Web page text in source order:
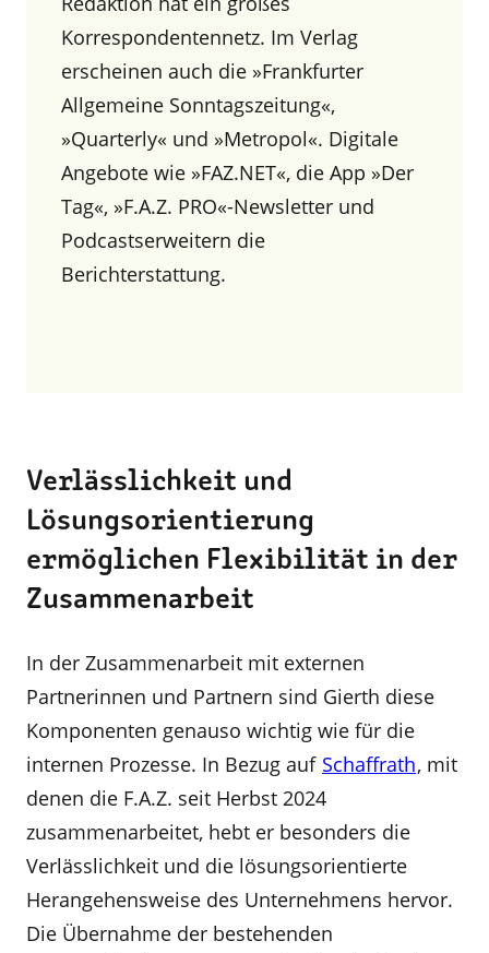
Korrespondentennetz. Im Verlag
erscheinen auch die »Frankfurter
Allgemeine Sonntagszeitung«,
»Quarterly« und »Metropol«. Digitale
Angebote wie »FAZ.NET«, die App »Der
Tag«, »F.A.Z. PRO«-Newsletter und
Podcastserweitern die
Berichterstattung.
Verlässlichkeit und
Lösungsorientierung
ermöglichen Flexibilität in der
Zusammenarbeit
In der Zusammenarbeit mit externen
Partnerinnen und Partnern sind Gierth diese
Komponenten genauso wichtig wie für die
internen Prozesse. In Bezug auf Schaffrath, mit
denen die F.A.Z. seit Herbst 2024
zusammenarbeitet, hebt er besonders die
Verlässlichkeit und die lösungsorientierte
Herangehensweise des Unternehmens hervor.
Die Übernahme der bestehenden